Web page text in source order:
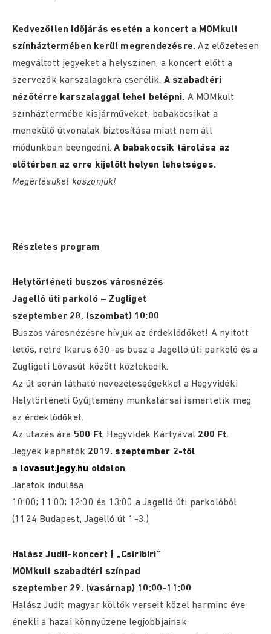
Kedvezőtlen időjárás esetén a koncert a MOMkult
színháztermében kerül megrendezésre. Az előzetesen
megváltott jegyeket a helyszínen, a koncert előtt a
szervezők karszalagokra cserélik. A szabadtéri
nézőtérre karszalaggal lehet belépni. A MOMkult
színháztermébe kisjárműveket, babakocsikat a
menekülő útvonalak biztosítása miatt nem áll
módunkban beengedni.A babakocsik tárolása az
előtérben az erre kijelölt helyen lehetséges.
Megértésüket köszönjük!
Részletes program
Helytörténeti buszos városnézés
Jagelló úti parkoló – Zugliget
szeptember 28. (szombat) 10:00
Buszos városnézésre hívjuk az érdeklődőket! A nyitott
tetős, retró Ikarus 630-as busz a Jagelló úti parkoló és a
Zugligeti Lóvasút között közlekedik.
Az út során látható nevezetességekkel a Hegyvidéki
Helytörténeti Gyűjtemény munkatársai ismertetik meg
az érdeklődőket.
Az utazás ára 500 Ft, Hegyvidék Kártyával 200 Ft.
Jegyek kaphatók 2019. szeptember 2-től
a lovasut.jegy.hu oldalon.
Járatok indulása
10:00; 11:00; 12:00 és 13:00 a Jagelló úti parkolóból
(1124 Budapest, Jagelló út 1-3.)
Halász Judit-koncert | „Csiribiri”
MOMkult szabadtéri színpad
szeptember 29. (vasárnap) 10:00-11:00
Halász Judit magyar költők verseit közel harminc éve
énekli a hazai könnyűzene legjobbjainak